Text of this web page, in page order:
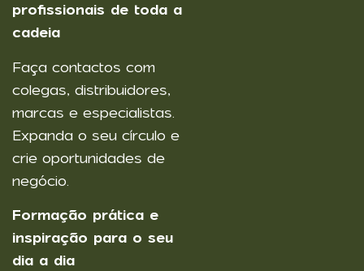
profissionais de toda a
cadeia
Faça contactos com
colegas, distribuidores,
marcas e especialistas.
Expanda o seu círculo e
crie oportunidades de
negócio.
Formação prática e
inspiração para o seu
dia a dia